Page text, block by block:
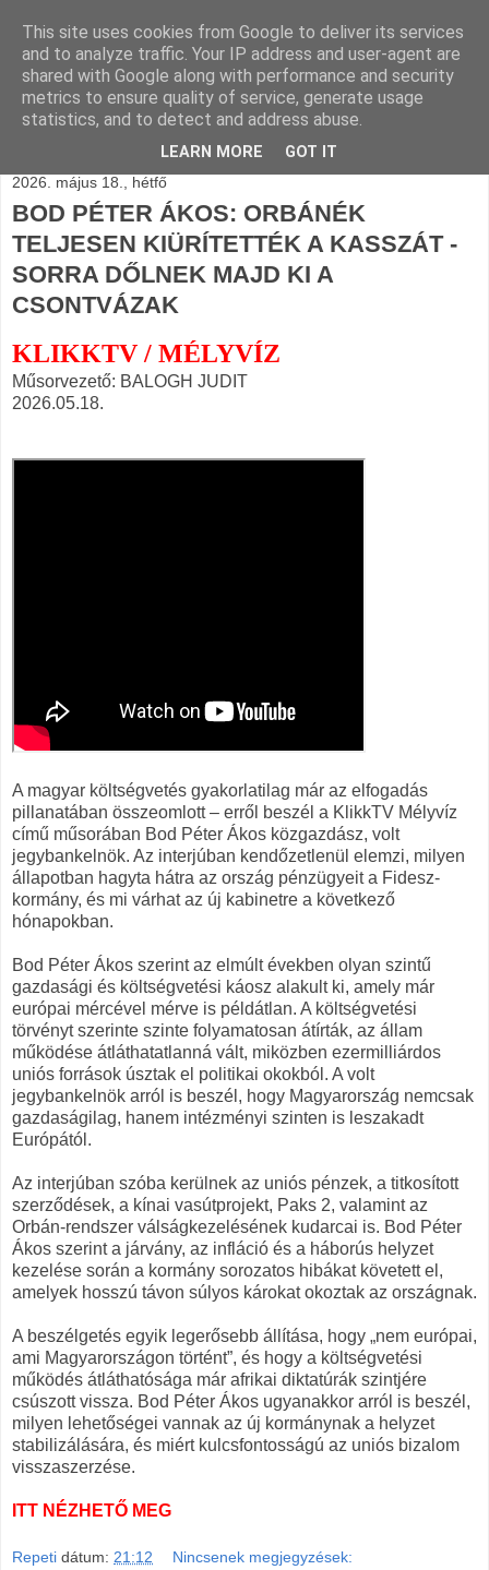
BLOGÁSZAT, napi
blogjava
2026. május 18., hétfő
BOD PÉTER ÁKOS: ORBÁNÉK
TELJESEN KIÜRÍTETTÉK A KASSZÁT -
SORRA DŐLNEK MAJD KI A
CSONTVÁZAK
KLIKKTV / MÉLYVÍZ
Műsorvezető: BALOGH JUDIT
2026.05.18.
A magyar költségvetés gyakorlatilag már az elfogadás
pillanatában összeomlott – erről beszél a KlikkTV Mélyvíz
című műsorában Bod Péter Ákos közgazdász, volt
jegybankelnök. Az interjúban kendőzetlenül elemzi, milyen
állapotban hagyta hátra az ország pénzügyeit a Fidesz-
kormány, és mi várhat az új kabinetre a következő
hónapokban.
Bod Péter Ákos szerint az elmúlt években olyan szintű
gazdasági és költségvetési káosz alakult ki, amely már
európai mércével mérve is példátlan. A költségvetési
törvényt szerinte szinte folyamatosan átírták, az állam
működése átláthatatlanná vált, miközben ezermilliárdos
uniós források úsztak el politikai okokból. A volt
jegybankelnök arról is beszél, hogy Magyarország nemcsak
gazdaságilag, hanem intézményi szinten is leszakadt
Európától.
Az interjúban szóba kerülnek az uniós pénzek, a titkosított
szerződések, a kínai vasútprojekt, Paks 2, valamint az
Orbán-rendszer válságkezelésének kudarcai is. Bod Péter
Ákos szerint a járvány, az infláció és a háborús helyzet
kezelése során a kormány sorozatos hibákat követett el,
amelyek hosszú távon súlyos károkat okoztak az országnak.
A beszélgetés egyik legerősebb állítása, hogy „nem európai,
ami Magyarországon történt”, és hogy a költségvetési
működés átláthatósága már afrikai diktatúrák szintjére
csúszott vissza. Bod Péter Ákos ugyanakkor arról is beszél,
milyen lehetőségei vannak az új kormánynak a helyzet
stabilizálására, és miért kulcsfontosságú az uniós bizalom
visszaszerzése.
ITT NÉZHETŐ MEG
Repeti dátum: 21:12 Nincsenek megjegyzések:
This site uses cookies from Google to deliver its services
and to analyze traffic. Your IP address and user-agent are
shared with Google along with performance and security
metrics to ensure quality of service, generate usage
statistics, and to detect and address abuse.
LEARN MORE GOT IT